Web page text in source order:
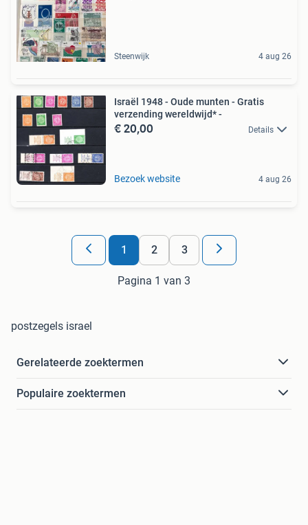
Steenwijk 4 aug 26
Israël 1948 - Oude munten - Gratis
verzending wereldwijd* -
€ 20,00 Details
Bezoek website 4 aug 26
1 2 3
Pagina 1 van 3
postzegels israel
Gerelateerde zoektermen
Populaire zoektermen